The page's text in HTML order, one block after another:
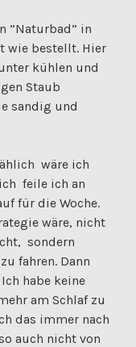
”Naturbad” in
wie bestellt. Hier
kühlen und
Staub
sandig und
wäre ich
feile ich an
für die Woche.
wäre, nicht
sondern
fahren. Dann
habe keine
am Schlaf zu
das immer nach
auch nicht von